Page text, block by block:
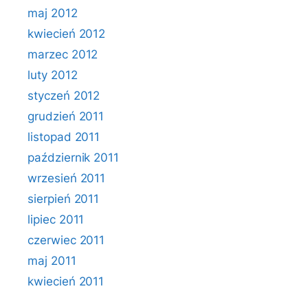
maj 2012
kwiecień 2012
marzec 2012
luty 2012
styczeń 2012
grudzień 2011
listopad 2011
październik 2011
wrzesień 2011
sierpień 2011
lipiec 2011
czerwiec 2011
maj 2011
kwiecień 2011